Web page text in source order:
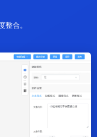
整合。